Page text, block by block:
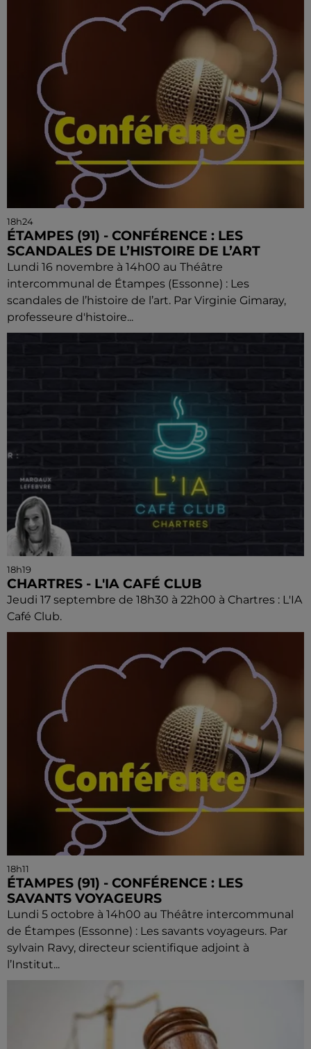
18h24
ÉTAMPES (91) - CONFÉRENCE : LES
SCANDALES DE L’HISTOIRE DE L’ART
Lundi 16 novembre à 14h00 au Théâtre
intercommunal de Étampes (Essonne) : Les
scandales de l’histoire de l’art. Par Virginie Gimaray,
professeure d'histoire...
18h19
CHARTRES - L'IA CAFÉ CLUB
Jeudi 17 septembre de 18h30 à 22h00 à Chartres : L'IA
Café Club.
18h11
ÉTAMPES (91) - CONFÉRENCE : LES
SAVANTS VOYAGEURS
Lundi 5 octobre à 14h00 au Théâtre intercommunal
de Étampes (Essonne) : Les savants voyageurs. Par
sylvain Ravy, directeur scientifique adjoint à
l’Institut...